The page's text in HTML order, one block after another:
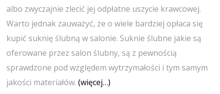
albo zwyczajnie zlecić jej odpłatne uszycie krawcowej.
Warto jednak zauważyć, że o wiele bardziej opłaca się
kupić suknię ślubną w salonie. Suknie ślubne jakie są
oferowane przez salon ślubny, są z pewnością
sprawdzone pod względem wytrzymałości i tym samym
jakości materiałów.(więcej…)